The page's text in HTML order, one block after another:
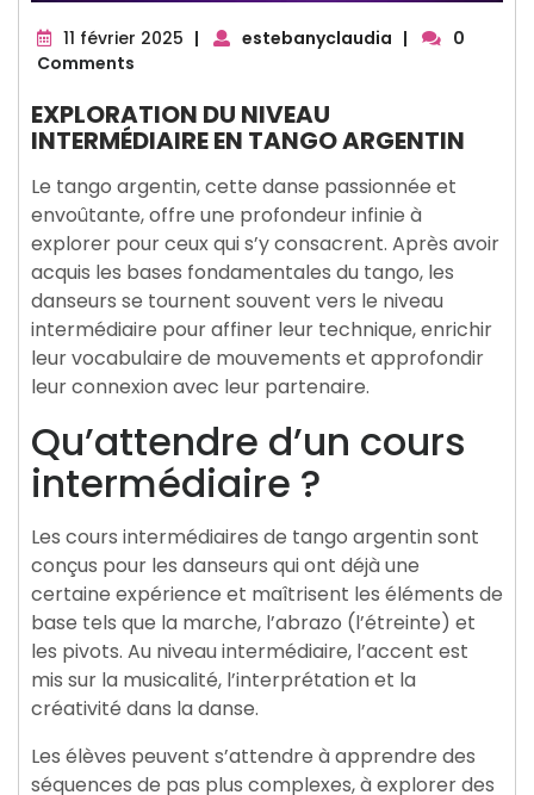
11 février 2025 11| estebanyclaudia |
0
Comments
EXPLORATION DU NIVEAU
INTERMÉDIAIRE EN TANGO ARGENTIN
Le tango argentin, cette danse passionnée et
envoûtante, offre une profondeur infinie à
explorer pour ceux qui s’y consacrent. Après avoir
acquis les bases fondamentales du tango, les
danseurs se tournent souvent vers le niveau
intermédiaire pour affiner leur technique, enrichir
leur vocabulaire de mouvements et approfondir
leur connexion avec leur partenaire.
Qu’attendre d’un cours
intermédiaire ?
Les cours intermédiaires de tango argentin sont
conçus pour les danseurs qui ont déjà une
certaine expérience et maîtrisent les éléments de
base tels que la marche, l’abrazo (l’étreinte) et
les pivots. Au niveau intermédiaire, l’accent est
mis sur la musicalité, l’interprétation et la
créativité dans la danse.
Les élèves peuvent s’attendre à apprendre des
séquences de pas plus complexes, à explorer des